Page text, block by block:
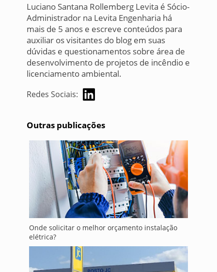
Luciano Santana Rollemberg Levita é Sócio-
Administrador na Levita Engenharia há
mais de 5 anos e escreve conteúdos para
auxiliar os visitantes do blog em suas
dúvidas e questionamentos sobre área de
desenvolvimento de projetos de incêndio e
licenciamento ambiental.
Redes Sociais:
Outras publicações
Onde solicitar o melhor orçamento instalação
elétrica?